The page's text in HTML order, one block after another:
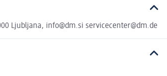
Ljubljana, info@dm.si servicecenter@dm.de